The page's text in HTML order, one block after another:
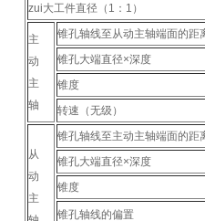
zui大工件直径（1：1）
主
动
主
轴
锥孔轴线至从动主轴端面的距
锥孔大端直径×深度
锥度
转速（无级）
从
动
主
锥孔轴线至主动主轴端面的距
锥孔大端直径×深度
锥度
锥孔轴线的偏置